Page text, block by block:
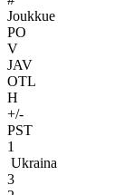
Joukkue
PO
V
JAV
OTL
H
+/-
PST
1
Ukraina
3